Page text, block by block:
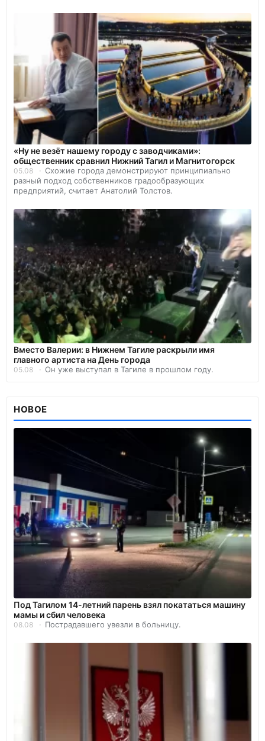
«Ну не везёт нашему городу с заводчиками»:
общественник сравнил Нижний Тагил и Магнитогорск
05.08
Схожие города демонстрируют принципиально
разный подход собственников градообразующих
предприятий, считает Анатолий Толстов.
Вместо Валерии: в Нижнем Тагиле раскрыли имя
главного артиста на День города
05.08 Он уже выступал в Тагиле в прошлом году.
НОВОЕ
Под Тагилом 14-летний парень взял покататься машину
мамы и сбил человека
08.08 Пострадавшего увезли в больницу.